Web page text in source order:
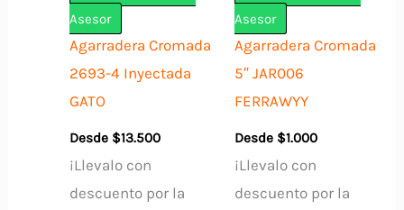
Asesor
Agarradera Cromada
2693-4 Inyectada
GATO
Desde $13.500
¡Llevalo con
descuento por la
Asesor
Agarradera Cromada
5″ JAR006
FERRAWYY
Desde $1.000
¡Llevalo con
descuento por la